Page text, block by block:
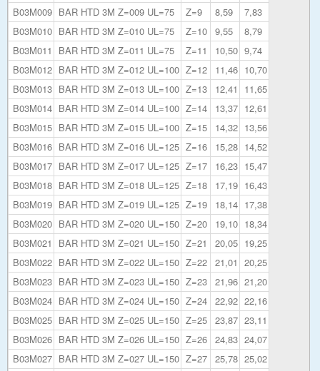
B03M009 BAR HTD 3M Z=009 UL=75 Z=9 8,59
7,83
B03M010 BAR HTD 3M Z=010 UL=75 Z=10 9,55
8,79
B03M011
BAR HTD 3M Z=011 UL=75 Z=11 10,50 9,74
B03M012 BAR HTD 3M Z=012 UL=100 Z=12 11,46 10,70
B03M013 BAR HTD 3M Z=013 UL=100 Z=13 12,41
11,65
B03M014 BAR HTD 3M Z=014 UL=100 Z=14 13,37 12,61
B03M015 BAR HTD 3M Z=015 UL=100 Z=15 14,32 13,56
B03M016 BAR HTD 3M Z=016 UL=125 Z=16 15,28 14,52
B03M017 BAR HTD 3M Z=017 UL=125 Z=17 16,23 15,47
B03M018 BAR HTD 3M Z=018 UL=125 Z=18 17,19 16,43
B03M019 BAR HTD 3M Z=019 UL=125 Z=19 18,14 17,38
B03M020 BAR HTD 3M Z=020 UL=150 Z=20 19,10 18,34
B03M021
BAR HTD 3M Z=021 UL=150 Z=21 20,05 19,25
B03M022 BAR HTD 3M Z=022 UL=150 Z=22 21,01 20,25
B03M023 BAR HTD 3M Z=023 UL=150 Z=23 21,96 21,20
B03M024 BAR HTD 3M Z=024 UL=150 Z=24 22,92 22,16
B03M025 BAR HTD 3M Z=025 UL=150 Z=25 23,87 23,11
B03M026 BAR HTD 3M Z=026 UL=150 Z=26 24,83 24,07
B03M027 BAR HTD 3M Z=027 UL=150 Z=27 25,78 25,02